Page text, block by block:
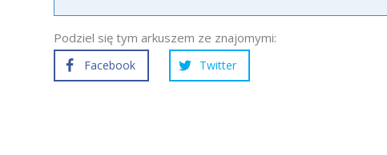
Podziel się tym arkuszem ze znajomymi:
Facebook Twitter